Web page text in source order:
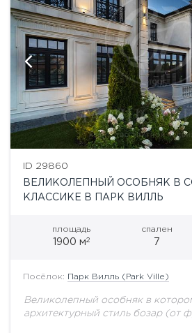
ID 29860
ВЕЛИКОЛЕПНЫЙ ОСОБНЯК В
КЛАССИКЕ В ПАРК ВИЛЛЬ
площадь
1900 м2
спален
7
Посёлок: Парк Вилль (Park Ville)
Великолепный особняк в
архитектурный стиль бозар (от